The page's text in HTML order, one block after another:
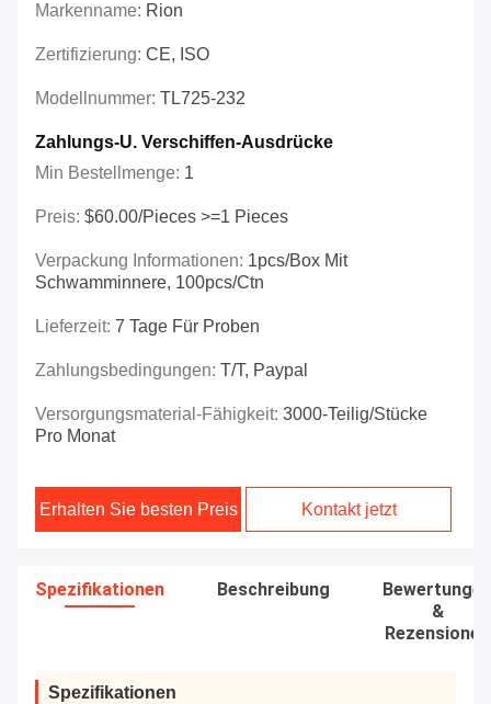
Markenname: Rion
Zertifizierung: CE, ISO
Modellnummer: TL725-232
Zahlungs-U. Verschiffen-Ausdrücke
Min Bestellmenge: 1
Preis: $60.00/Pieces >=1 Pieces
Verpackung Informationen: 1pcs/box Mit
Schwamminnere, 100pcs/ctn
Lieferzeit: 7 Tage Für Proben
Zahlungsbedingungen: T/T, Paypal
Versorgungsmaterial-Fähigkeit: 3000-Teilig/Stücke
Pro Monat
Erhalten Sie besten Preis Kontakt jetzt
Spezifikationen Beschreibung
Bewertungen
&
Rezensionen
Spezifikationen